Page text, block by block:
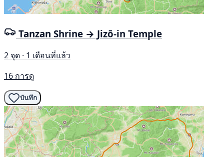
Tanzan Shrine → Jizō-in Temple
2 จุด · 1 เดือนที่แล้ว
16 การดู
บันทึก